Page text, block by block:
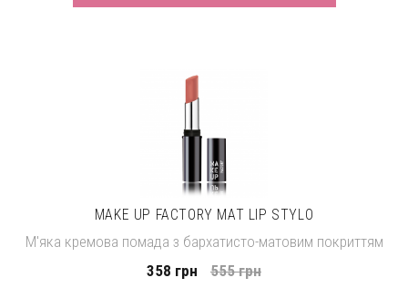
MAKE UP FACTORY MAT LIP STYLO
М'яка кремова помада з бархатисто-матовим покриттям
358 грн
555 грн